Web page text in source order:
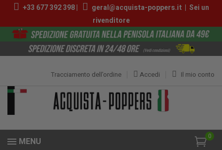
+33 677 392 398 | geral@acquista-poppers.it| Sei un
rivenditore
Il mio conto
Accedi
Tracciamento dell’ordine
0
MENU